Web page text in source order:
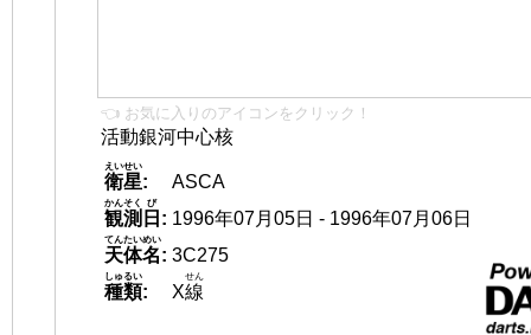
👈 お気に入りのアイコンをクリック！
活動銀河中心核
衛星
えいせい
:
ASCA
観測
かんそく
日
び
: 1996年07月05日 - 1996年07月06日
天体名
てんたいめい
: 3C275
種類
しゅるい
: X線
せん